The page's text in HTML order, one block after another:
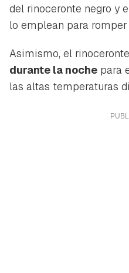
del rinoceronte negro y
lo emplean para romper
Asimismo, el rinoceronte
durante la noche para
las altas temperaturas